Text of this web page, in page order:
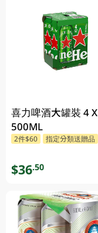
喜力啤酒大罐裝 4 X
500ML
2件$60 指定分類送贈品
$36.50